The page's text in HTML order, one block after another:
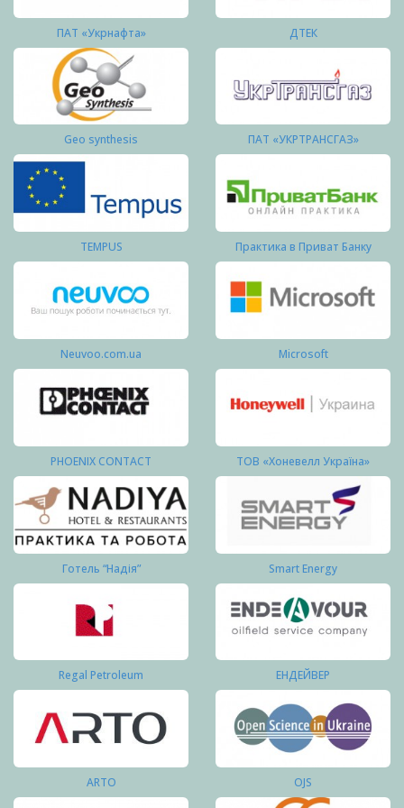
ПАТ «Укрнафта» ДТЕК
Geo synthesis ПАТ «УКРТРАНСГАЗ»
TEMPUS Практика в Приват Банку
Neuvoo.com.ua Microsoft
PHOENIX CONTACT ТОВ «Хоневелл Україна»
Готель “Надія” Smart Energy
Regal Petroleum ЕНДЕЙВЕР
ARTO OJS